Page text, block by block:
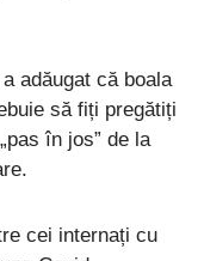
adăugat că boala
să fiți pregătiți
în jos” de la
cei internați cu